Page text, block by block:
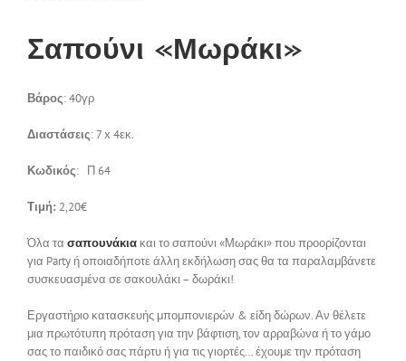
Σαπούνι «Μωράκι»
Βάρος: 40γρ
Διαστάσεις: 7 x 4εκ.
Κωδικός: Π 64
Τιμή: 2,20€
Όλα τα σαπουνάκια και το σαπούνι «Μωράκι» που προορίζονται
για Party ή οποιαδήποτε άλλη εκδήλωση σας θα τα παραλαμβάνετε
συσκευασμένα σε σακουλάκι – δωράκι!
Εργαστήριο κατασκευής μπομπονιερών & είδη δώρων. Αν θέλετε
μια πρωτότυπη πρόταση για την βάφτιση, τον αρραβώνα ή το γάμο
σας το παιδικό σας πάρτυ ή για τις γιορτές… έχουμε την πρόταση